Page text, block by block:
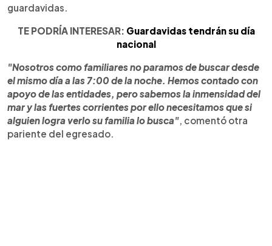
guardavidas.
TE PODRÍA INTERESAR: Guardavidas tendrán su día
nacional
"Nosotros como familiares no paramos de buscar desde
el mismo día a las 7:00 de la noche. Hemos contado con
apoyo de las entidades, pero sabemos la inmensidad del
mar y las fuertes corrientes por ello necesitamos que si
alguien logra verlo su familia lo busca", comentó otra
pariente del egresado.